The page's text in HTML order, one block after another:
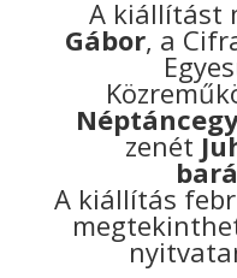
A kiállítást
Gábor, a
zenét
A kiállítás